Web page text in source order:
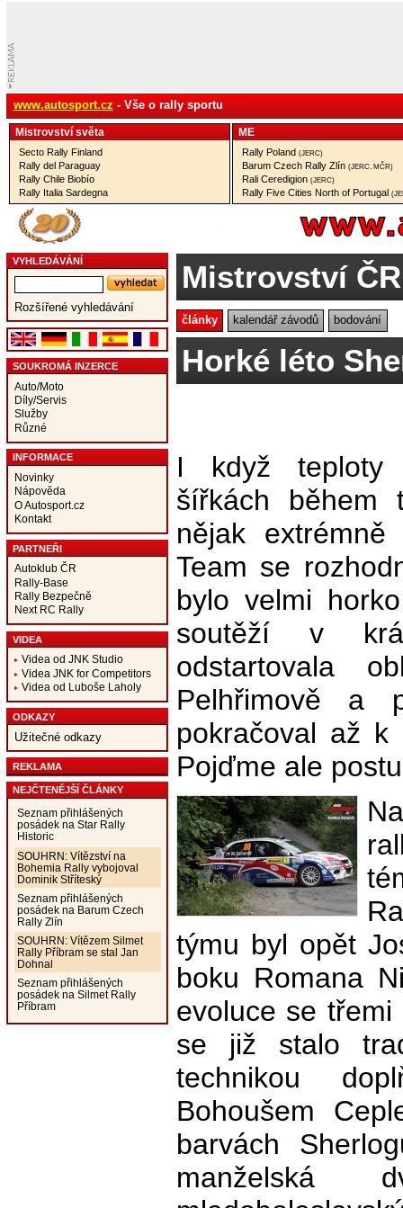
www.autosport.cz - Vše o rally sportu
Mistrovství­ světa
Secto Rally Finland
Rally del Paraguay
Rally Chile Biobío
Rally Italia Sardegna
ME
Rally Poland (JERC)
Barum Czech Rally Zlín (JERC, MČR)
Rali Ceredigion (JERC)
Rally Five Cities North of Portugal
VYHLEDÁVÁNÍ
Rozšířené vyhledávání
SOUKROMÁ INZERCE
Auto/Moto
Díly/Servis
Služby
Různé
INFORMACE
Novinky
Nápověda
O Autosport.cz
Kontakt
PARTNEŘI
Autoklub ČR
Rally-Base
Rally Bezpečně
Next RC Rally
VIDEA
Videa od JNK Studio
Videa JNK for Competitors
Videa od Luboše Laholy
ODKAZY
Užitečné odkazy
REKLAMA
NEJČTENĚJŠÍ ČLÁNKY
Seznam přihlášených
posádek na Star Rally
Historic
SOUHRN: Vítězství na
Bohemia Rally vybojoval
Dominik Stříteský
Seznam přihlášených
posádek na Barum Czech
Rally Zlín
SOUHRN: Vítězem Silmet
Rally Příbram se stal Jan
Dohnal
Seznam přihlášených
posádek na Silmet Rally
Příbram
Mistrovství
články kalendář závodů bodování
Horké léto
I když teploty
šířkách během
nějak
Team se
bylo velmi
soutěží v
odstartovala
Pelhřimově a
pokračoval až k
Pojďme ale
týmu byl opět
boku Romana
evoluce se
se již stalo
technikou
Bohoušem
barvách
manželská